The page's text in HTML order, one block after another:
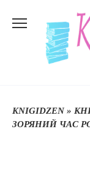
до
KNIGIDZEN»
ЗОРЯНИЙ ЧАС